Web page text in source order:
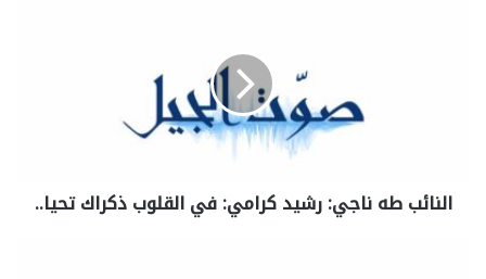
النائب طه ناجي: رشيد كرامي: في القلوب ذكراك تحيا..